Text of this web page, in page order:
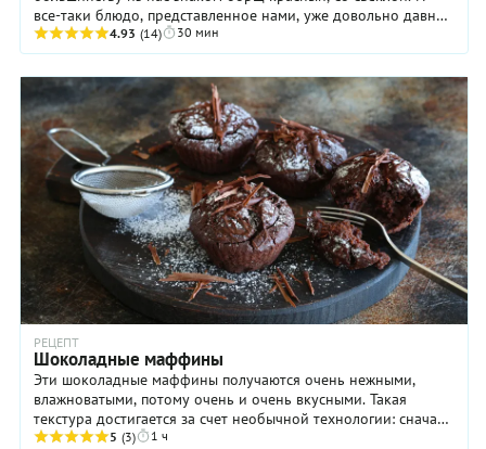
все-таки блюдо, представленное нами, уже довольно давно
существует в кухнях многих ...
4.93 (14) 30 мин
РЕЦЕПТ
Шоколадные маффины
Эти шоколадные маффины получаются очень нежными,
влажноватыми, потому очень и очень вкусными. Такая
текстура достигается за счет необычной технологии: сначала
мы готовим нечто вроде заварного крема и ...
5 (3) 1 ч